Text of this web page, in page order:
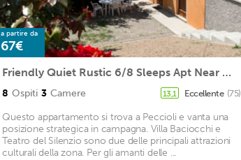
a partire da
67€
Friendly Quiet Rustic 6/8 Sleeps Apt Near Woods
8 Ospiti 3 Camere 13,1 Eccellente (75)
Questo appartamento si trova a Peccioli e vanta una
posizione strategica in campagna. Villa Baciocchi e
Teatro del Silenzio sono due delle principali attrazioni
culturali della zona. Per gli amanti delle ...